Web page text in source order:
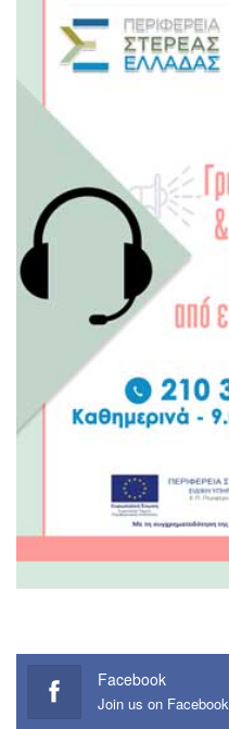
Facebook
Join us on Facebook